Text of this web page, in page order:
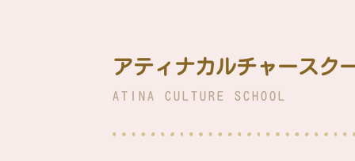
アティナカルチャースク
ATINA CULTURE SCHOOL